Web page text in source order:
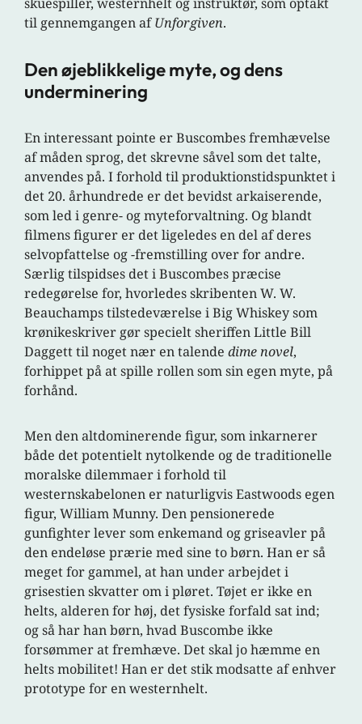
til gennemgangen afUnforgiven.
Den øjeblikkelige myte, og dens
underminering
En interessant pointe er Buscombes fremhævelse
af måden sprog, det skrevne såvel som det talte,
anvendes på. I forhold til produktionstidspunktet i
det 20. århundrede er det bevidst arkaiserende,
som led i genre- og myteforvaltning. Og blandt
filmens figurer er det ligeledes en del af deres
selvopfattelse og -fremstilling over for andre.
Særlig tilspidses det i Buscombes præcise
redegørelse for, hvorledes skribenten W. W.
Beauchamps tilstedeværelse i Big Whiskey som
krønikeskriver gør specielt sheriffen Little Bill
Daggett til noget nær en talendedime novel,
forhippet på at spille rollen som sin egen myte, på
forhånd.
Men den altdominerende figur, som inkarnerer
både det potentielt nytolkende og de traditionelle
moralske dilemmaer i forhold til
westernskabelonen er naturligvis Eastwoods egen
figur, William Munny. Den pensionerede
gunfighter lever som enkemand og griseavler på
den endeløse prærie med sine to børn. Han er så
meget for gammel, at han under arbejdet i
grisestien skvatter om i pløret. Tøjet er ikke en
helts, alderen for høj, det fysiske forfald sat ind;
og så har han børn, hvad Buscombe ikke
forsømmer at fremhæve. Det skal jo hæmme en
helts mobilitet! Han er det stik modsatte af enhver
prototype for en westernhelt.